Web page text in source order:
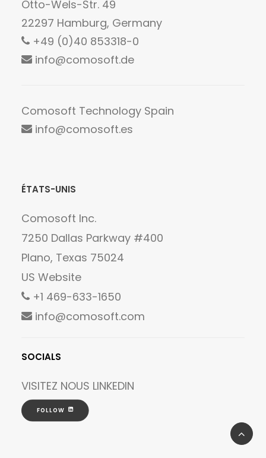
Otto-Wels-Str. 49
22297 Hamburg, Germany
+49 (0)40 853318-0
info@comosoft.de
Comosoft Technology Spain
info@comosoft.es
ÉTATS-UNIS
Comosoft Inc.
7250 Dallas Parkway #400
Plano, Texas 75024
US Website
+1 469-633-1650
info@comosoft.com
SOCIALS
VISITEZ NOUS LINKEDIN
FOLLOW